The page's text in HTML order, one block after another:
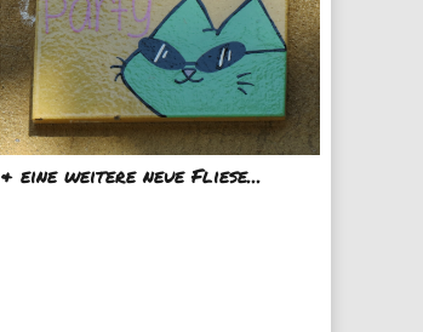
& eine weitere neue Fliese...